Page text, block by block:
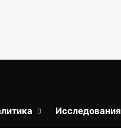
Исследования